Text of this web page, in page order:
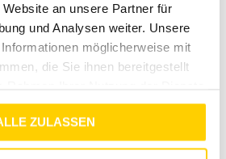
an unsere Partner für
und Analysen weiter. Unsere
möglicherweise mit
die Sie ihnen bereitgestellt
ZULASSEN
und angenehm wie
bestellst du ganz ohne versteckte
liefern wir deine neuen
und sicher direkt innerhalb
nicht hundertprozentig dein Fall ist?
Problem: Die Rückgabe der Artikel
innerhalb von 30 Tagen nach Kauf